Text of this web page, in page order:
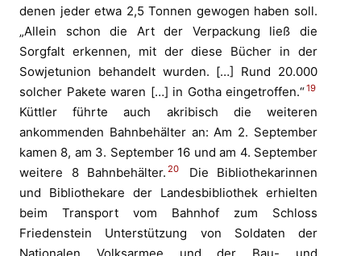
denen jeder etwa 2,5 Tonnen gewogen haben soll.
„Allein schon die Art der Verpackung ließ die
Sorgfalt erkennen, mit der diese Bücher in der
Sowjetunion behandelt wurden. […] Rund 20.000
solcher Pakete waren […] in Gotha eingetroffen.“19
Küttler führte auch akribisch die weiteren
ankommenden Bahnbehälter an: Am 2. September
kamen 8, am 3. September 16 und am 4. September
weitere 8 Bahnbehälter. 20
Die Bibliothekarinnen
und Bibliothekare der Landesbibliothek erhielten
beim Transport vom Bahnhof zum Schloss
Friedenstein Unterstützung von Soldaten der